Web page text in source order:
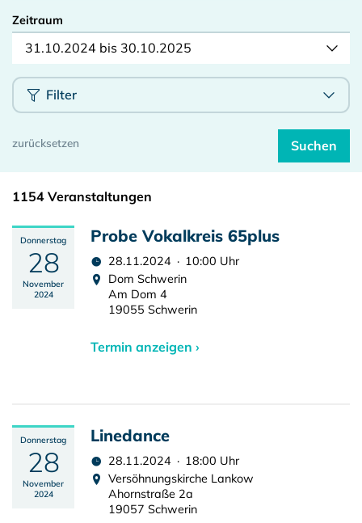
Zeitraum
31.10.2024 bis 30.10.2025
Filter
1154 Veranstaltungen
Donnerstag
28
November
2024
Probe Vokalkreis 65plus
28.11.2024 · 10:00 Uhr
Dom Schwerin
Am Dom 4
19055 Schwerin
Termin anzeigen ›
Donnerstag
28
November
2024
Linedance
28.11.2024 · 18:00 Uhr
Versöhnungskirche Lankow
Ahornstraße 2a
19057 Schwerin